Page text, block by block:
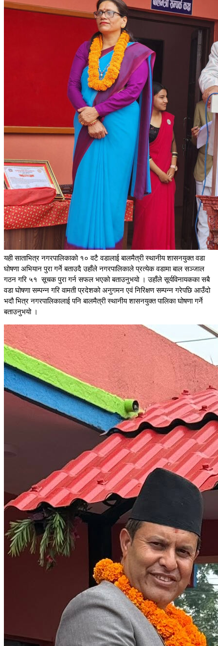
यही साताभित्र नगरपालिकाको १० वटै वडालाई बालमैत्री स्थानीय शासनयुक्त वडा
घोषणा अभियान पुरा गर्ने बताउदै उहाँले नगरपालिकाले प्रत्येक वडामा बाल सञ्जाल
गठन गरि ५१ सूचक पुरा गर्न सफल भएको बताउनुभयो । उहाँले सूर्यविनायकका सबै
वडा घोषणा सम्पन्न गरि वामती प्रदेशको अनुगमन एवं निरिक्षण सम्पन्न गरेपछि आउँदो
भदौ भित्र नगरपालिकालाई पनि बालमैत्री स्थानीय शासनयुक्त पालिका घोषणा गर्ने
बताउनुभयो ।